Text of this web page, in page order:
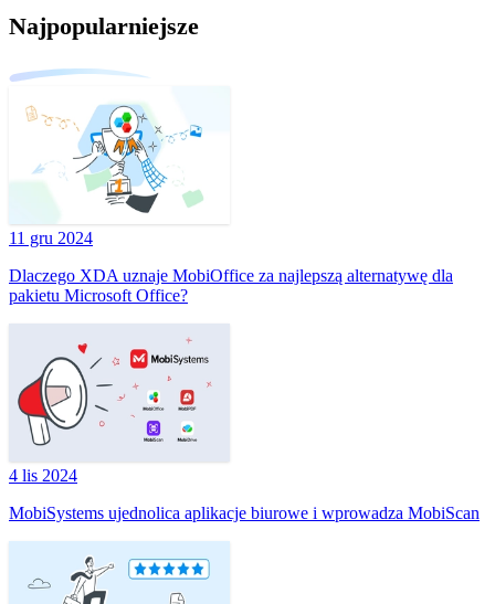
Najpopularniejsze
11 gru 2024
Dlaczego XDA uznaje MobiOffice za najlepszą alternatywę dla
pakietu Microsoft Office?
4 lis 2024
MobiSystems ujednolica aplikacje biurowe i wprowadza MobiScan